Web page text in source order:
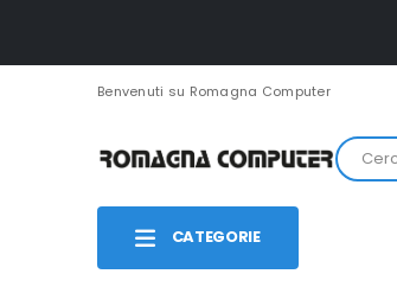
Benvenuti su Romagna Computer
CATEGORIE